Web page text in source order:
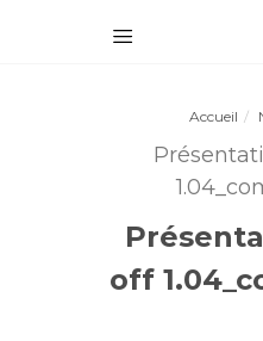
Accueil
off